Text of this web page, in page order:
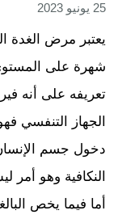
25 يونيو 2023
يعتبر مرض الغدة
تعريفه على أنه
الجهاز التنفسي
دخول جسم
النكافية وهو أمر
أما فيما يخص